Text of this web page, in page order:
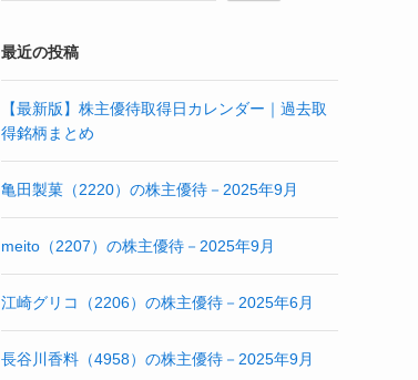
最近の投稿
【最新版】株主優待取得日カレンダー｜過去取
得銘柄まとめ
亀田製菓（2220）の株主優待－2025年9月
meito（2207）の株主優待－2025年9月
江崎グリコ（2206）の株主優待－2025年6月
長谷川香料（4958）の株主優待－2025年9月